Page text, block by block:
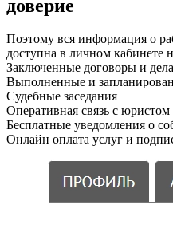
доверие
Поэтому вся информация о
доступна в личном кабинете
Заключенные договоры и дела
Выполненные и
Судебные заседания
Оперативная связь с юристом
Бесплатные уведомления о
Онлайн оплата услуг и